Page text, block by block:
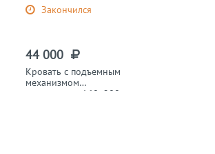
Закончился
44 000
Кровать с подъемным
механизмом
двуспальная 160х200